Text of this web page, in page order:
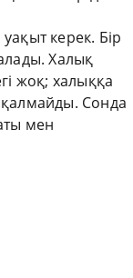
керек. Бір
Халық
жоқ; халыққа
қалмайды. Сонда
мен